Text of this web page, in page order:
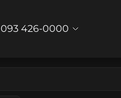
093 426-0000